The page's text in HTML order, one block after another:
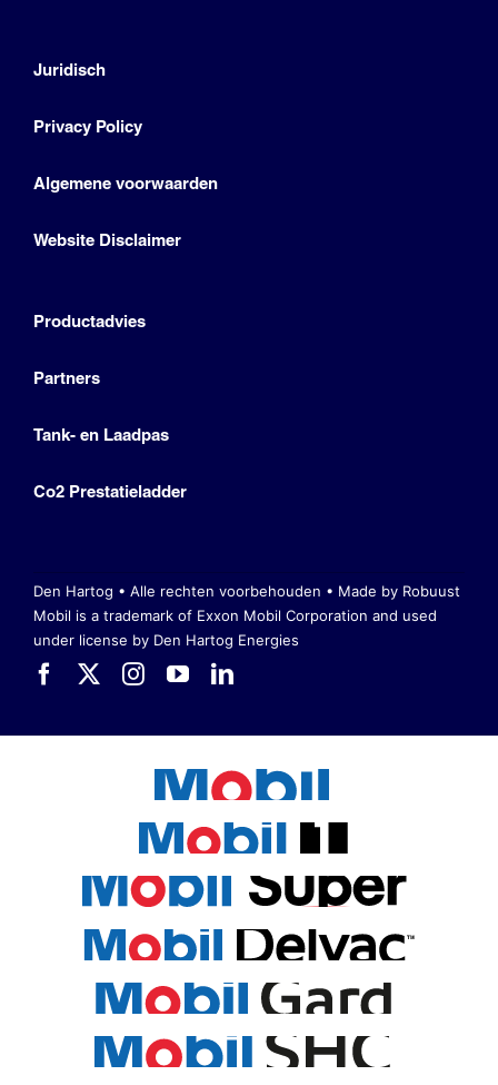
Juridisch
Privacy Policy
Algemene voorwaarden
Website Disclaimer
Productadvies
Partners
Tank- en Laadpas
Co2 Prestatieladder
Den Hartog • Alle rechten voorbehouden • Made by Robuust
Mobil is a trademark of Exxon Mobil Corporation and used
under license by Den Hartog Energies